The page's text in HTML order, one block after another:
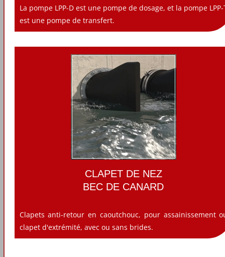
La pompe LPP-D est une pompe de dosage, et la pompe LPP-
est une pompe de transfert.
CLAPET DE NEZ
BEC DE CANARD
Clapets anti-retour en caoutchouc, pour assainissement
clapet d'extrémité, avec ou sans brides.